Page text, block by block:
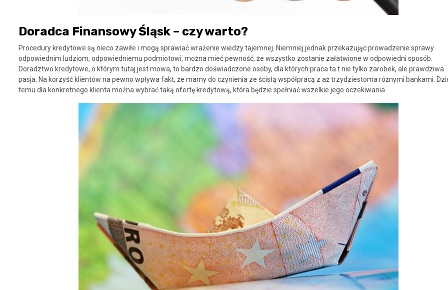
Doradca Finansowy Śląsk – czy warto?
Procedury kredytowe są nieco zawiłe i mogą sprawiać wrażenie wiedzy tajemnej. Niemniej jednak przekazując prowadzenie sprawy
odpowiednim ludziom, odpowiedniemu podmiotowi, można mieć pewność, że wszystko zostanie załatwione w odpowiedni sposób.
Doradztwo kredytowe, o którym tutaj jest mowa, to bardzo doświadczone osoby, dla których praca ta t nie tylko zarobek, ale prawdziwa
pasja. Na korzyść klientów na pewno wpływa fakt, że mamy do czynienia ze ścisłą współpracą z aż trzydziestoma różnymi bankami.
temu dla konkretnego klienta można wybrać taką ofertę kredytową, która będzie spełniać wszelkie jego oczekiwania.